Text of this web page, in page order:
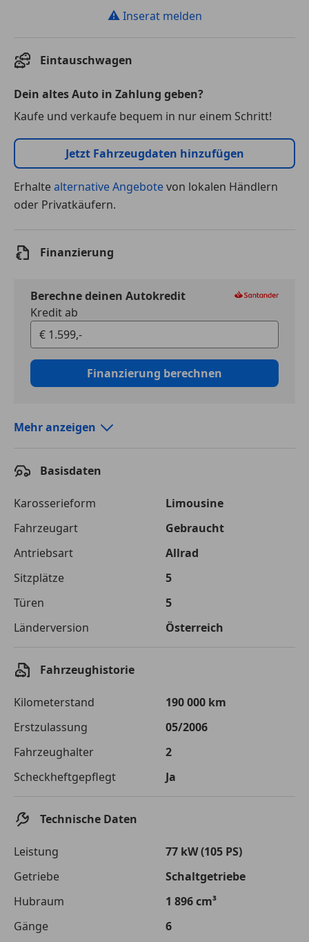
⚠ Inserat melden
Eintauschwagen
Dein altes Auto in Zahlung geben?
Kaufe und verkaufe bequem in nur einem Schritt!
Jetzt Fahrzeugdaten hinzufügen
Erhaltealternative Angebotevon lokalen Händlern
oder Privatkäufern.
Finanzierung
Berechne deinen Autokredit
Kredit ab
Finanzierung berechnen
Laufzeit
Kreditbetrag
€ 1 599,-
Zu zahlender
Gesamtbetrag
€ 2 540,-
Einberechnete Gebühren
€ 0,-
Effektivzinsatz
10,52 %
Sollzinssatz
9,99 %
Monatliche Rate
typischerweise Kredite vergeben. Der Sollzinssatz ist
Gültig für Neukunden bei Online-Abschluss. Erfüllung banküblicher
Bonitätskriterien vorausgesetzt.
Jetzt berechnen
Mehr anzeigen
Basisdaten
Karosserieform
Limousine
Fahrzeugart
Gebraucht
Antriebsart
Allrad
Sitzplätze
5
Türen
5
Länderversion
Österreich
Fahrzeughistorie
Kilometerstand
190 000 km
Erstzulassung
05/2006
Fahrzeughalter
2
Scheckheftgepflegt
Ja
Technische Daten
Leistung
77 kW (105 PS)
Getriebe
Schaltgetriebe
Hubraum
1 896 cm³
Gänge
6